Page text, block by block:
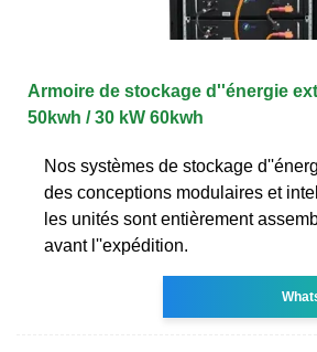
Armoire de stockage d''énergie
50kwh / 30 kW 60kwh
Nos systèmes de stockage
des conceptions modulaires et
les unités sont entièrement
avant l''expédition.